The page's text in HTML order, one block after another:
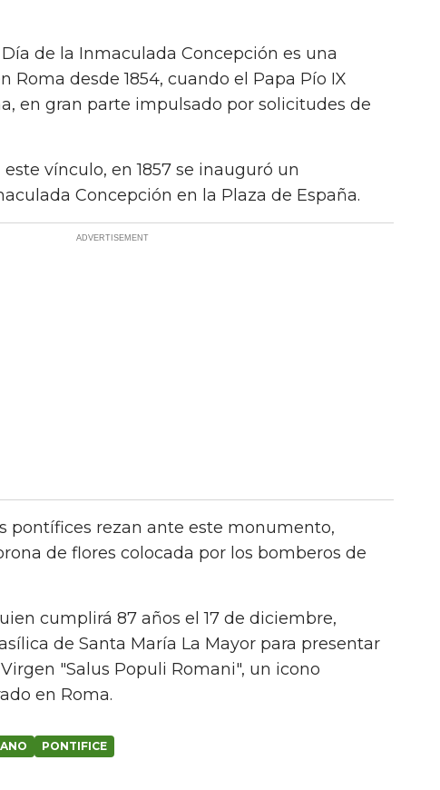
de la Inmaculada Concepción es una
Roma desde 1854, cuando el Papa Pío IX
en gran parte impulsado por solicitudes de
vínculo, en 1857 se inauguró un
Concepción en la Plaza de España.
pontífices rezan ante este monumento,
de flores colocada por los bomberos de
cumplirá 87 años el 17 de diciembre,
de Santa María La Mayor para presentar
"Salus Populi Romani", un icono
en Roma.
PONTIFICE